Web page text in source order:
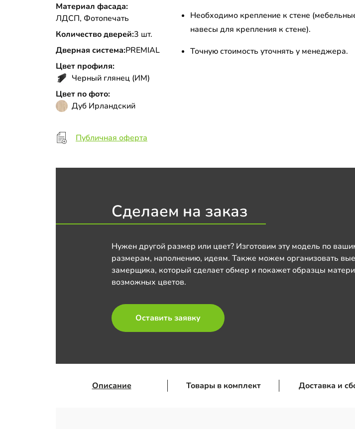
Материал фасада:
ЛДСП, Фотопечать
Количество дверей:3 шт.
Дверная система:PREMIAL
Цвет профиля:
Черный глянец (ИМ)
Цвет по фото:
Дуб Ирландский
Необходимо крепление к стене
навесы для крепления к стене).
Точную стоимость уточнять у менеджера.
Публичная оферта
Сделаем на заказ
Нужен другой размер или цвет? Изготовим эту модель по
размерам, наполнению, идеям. Также можем организовать
замерщика, который сделает обмер и покажет образцы
возможных цветов.
Оставить заявку
Описание Товары в комплект Доставка и